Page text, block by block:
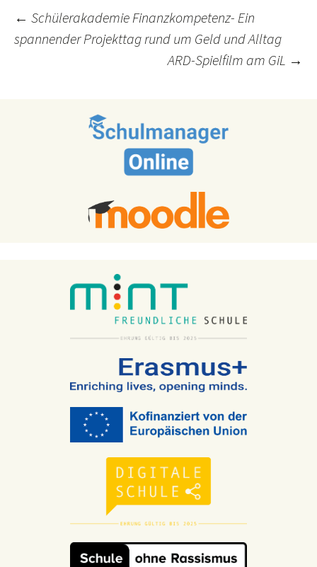
Post
← Schülerakademie Finanzkompetenz- Ein
spannender Projekttag rund um Geld und Alltag
ARD-Spielfilm am GiL →